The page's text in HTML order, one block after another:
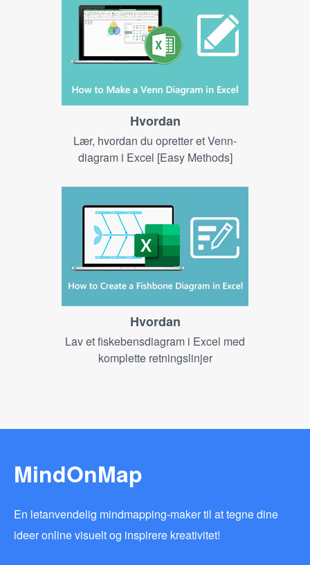
Hvordan
Lær, hvordan du opretter et Venn-
diagram i Excel [Easy Methods]
Hvordan
Lav et fiskebensdiagram i Excel med
komplette retningslinjer
MindOnMap
En letanvendelig mindmapping-maker til at tegne dine
ideer online visuelt og inspirere kreativitet!